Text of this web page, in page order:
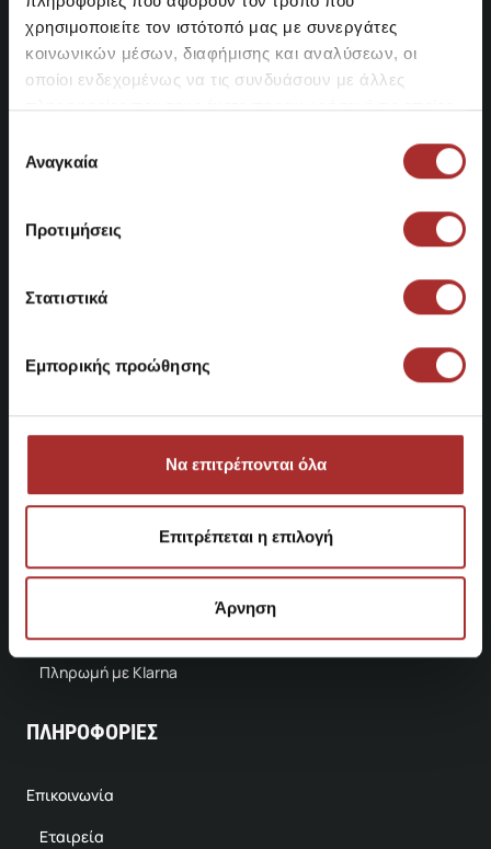
χρησιμοποιείτε τον ιστότοπό μας με συνεργάτες
κοινωνικών μέσων, διαφήμισης και αναλύσεων, οι
οποίοι ενδεχομένως να τις συνδυάσουν με άλλες
πληροφορίες που τους έχετε παραχωρήσει ή τις οποίες
των υπηρεσιών τους.
συγκατάθεσης
Αναγκαία
Προτιμήσεις
Στατιστικά
Εμπορικής προώθησης
Να επιτρέπονται όλα
Επιτρέπεται η επιλογή
Άρνηση
Λ. Κωνσταντινουπόλεως 35, Περιστέρι
210 5755500
Βρείτε μας στο χάρτη
Κατάστημα Νέα Ιωνία
Ιφιγένειας 73, Νέα Ιωνία
Πολιτική Απορρήτου
Όροι & Προϋποθέσεις
Τρόποι Αποστολής
Τρόποι Πληρωμής
Πληρωμή με Klarna
ΠΛΗΡΟΦΟΡΙΕΣ
Επικοινωνία
Εταιρεία